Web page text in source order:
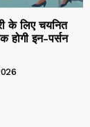
के लिए चयनित
होगी इन-पर्सन